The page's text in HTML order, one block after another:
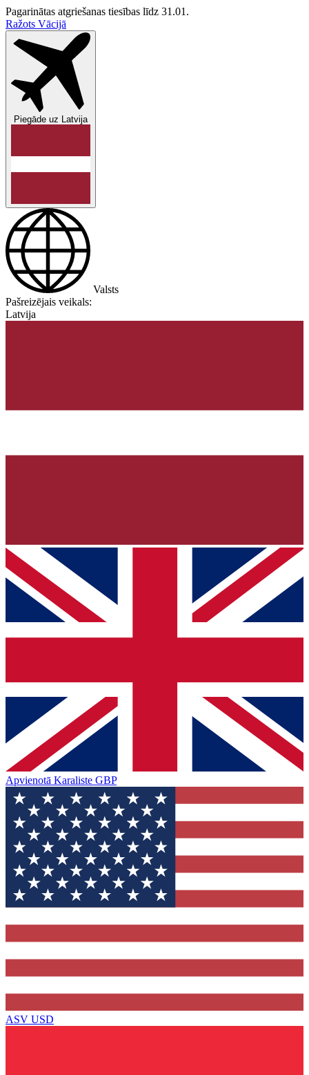
Pagarinātas atgriešanas tiesības līdz 31.01.
Ražots Vācijā
Piegāde uz Latvija
Valsts
Pašreizējais veikals:
Latvija
Apvienotā Karaliste GBP
ASV USD